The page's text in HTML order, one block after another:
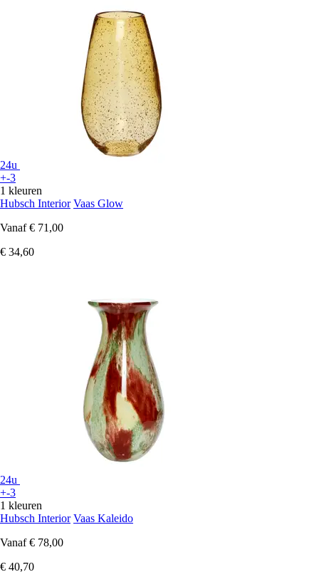
24u
+-3
1 kleuren
Hubsch Interior Vaas Glow
Vanaf € 71,00
€ 34,60
24u
+-3
1 kleuren
Hubsch Interior Vaas Kaleido
Vanaf € 78,00
€ 40,70